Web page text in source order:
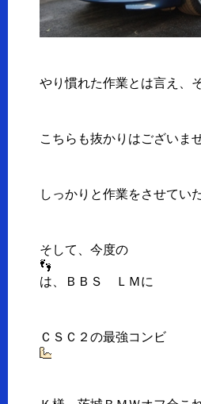
やり慣れた作業とは言え、
こちらも抜かりはございま
しっかりと作業をさせてい
そして、今度の
は、ＢＢＳ ＬＭに
ＣＳＣ２の最強コンビ